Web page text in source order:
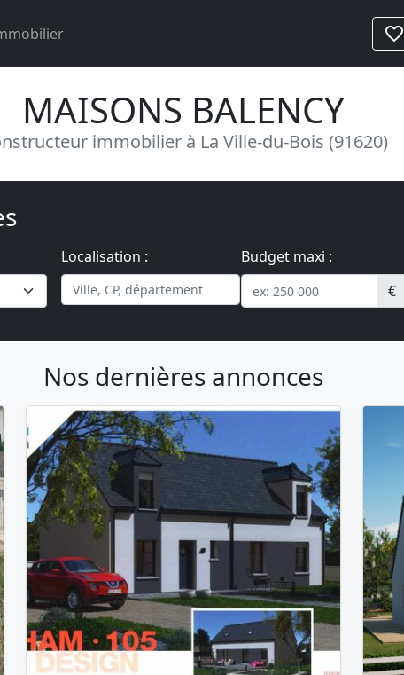
favorite_border
MAISONS BALENCY
immobilier à La Ville-du-Bois (91620)
Localisation :
Budget maxi :
€
Nos dernières annonces